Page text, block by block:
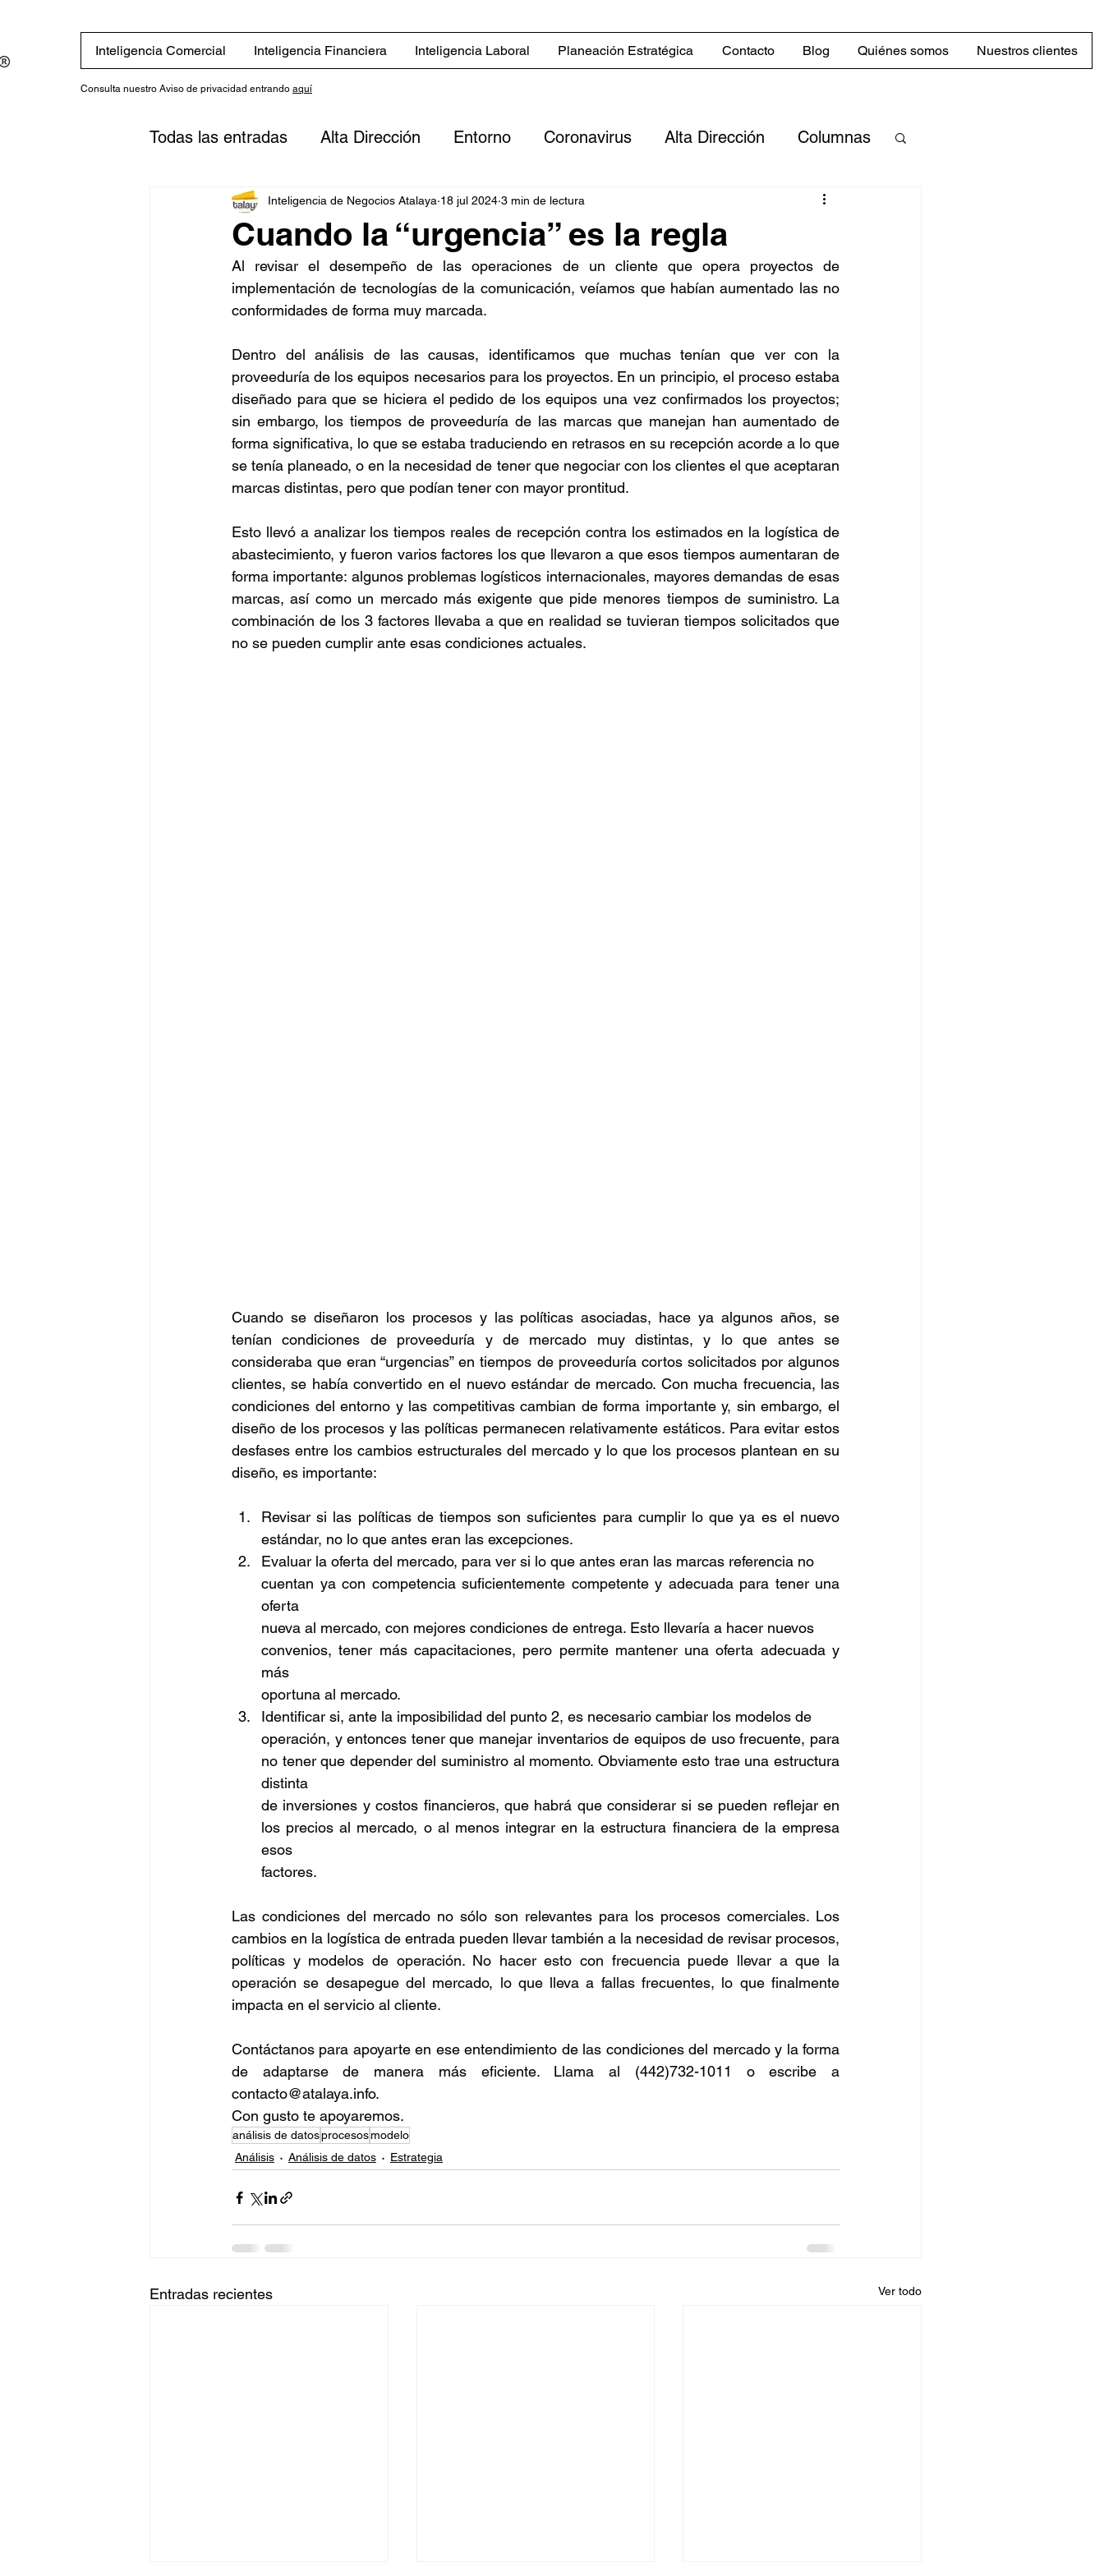
Inteligencia Comercial Inteligencia Financiera Inteligencia Laboral Planeación Estratégica Contacto Blog Quiénes somos Nuestros clientes
Consulta nuestro Aviso de privacidad entrando aquí
Todas las entradas Alta Dirección Entorno Coronavirus Alta Dirección Columnas
Eventos Novedades Servicios Blog in English
Finanzas Estrategias comerciales Sector inmobiliario Clientes Mercado
Negocios BigData Retención de talento Ventas FODA Ahorro
Oportunidades Amenazas Reforma de vacaciones Presupuesto
Cuando la “urgencia” es la regla
Inteligencia de Negocios Atalaya 18 jul 2024 3 min de lectura
Al revisar el desempeño de las operaciones de un cliente que opera proyectos de
implementación de tecnologías de la comunicación, veíamos que habían aumentado las no
conformidades de forma muy marcada.
Dentro del análisis de las causas, identificamos que muchas tenían que ver con la
proveeduría de los equipos necesarios para los proyectos. En un principio, el proceso estaba
diseñado para que se hiciera el pedido de los equipos una vez confirmados los proyectos;
sin embargo, los tiempos de proveeduría de las marcas que manejan han aumentado de
forma significativa, lo que se estaba traduciendo en retrasos en su recepción acorde a lo que
se tenía planeado, o en la necesidad de tener que negociar con los clientes el que aceptaran
marcas distintas, pero que podían tener con mayor prontitud.
Esto llevó a analizar los tiempos reales de recepción contra los estimados en la logística de
abastecimiento, y fueron varios factores los que llevaron a que esos tiempos aumentaran de
forma importante: algunos problemas logísticos internacionales, mayores demandas de esas
marcas, así como un mercado más exigente que pide menores tiempos de suministro. La
combinación de los 3 factores llevaba a que en realidad se tuvieran tiempos solicitados que
no se pueden cumplir ante esas condiciones actuales.
Cuando se diseñaron los procesos y las políticas asociadas, hace ya algunos años, se
tenían condiciones de proveeduría y de mercado muy distintas, y lo que antes se
consideraba que eran “urgencias” en tiempos de proveeduría cortos solicitados por algunos
clientes, se había convertido en el nuevo estándar de mercado. Con mucha frecuencia, las
condiciones del entorno y las competitivas cambian de forma importante y, sin embargo, el
diseño de los procesos y las políticas permanecen relativamente estáticos. Para evitar estos
desfases entre los cambios estructurales del mercado y lo que los procesos plantean en su
diseño, es importante:
Revisar si las políticas de tiempos son suficientes para cumplir lo que ya es el nuevo
estándar, no lo que antes eran las excepciones.
Evaluar la oferta del mercado, para ver si lo que antes eran las marcas referencia no
cuentan ya con competencia suficientemente competente y adecuada para tener una
oferta
nueva al mercado, con mejores condiciones de entrega. Esto llevaría a hacer nuevos
convenios, tener más capacitaciones, pero permite mantener una oferta adecuada y
más
oportuna al mercado.
Identificar si, ante la imposibilidad del punto 2, es necesario cambiar los modelos de
operación, y entonces tener que manejar inventarios de equipos de uso frecuente, para
no tener que depender del suministro al momento. Obviamente esto trae una estructura
distinta
de inversiones y costos financieros, que habrá que considerar si se pueden reflejar en
los precios al mercado, o al menos integrar en la estructura financiera de la empresa
esos
factores.
Las condiciones del mercado no sólo son relevantes para los procesos comerciales. Los
cambios en la logística de entrada pueden llevar también a la necesidad de revisar procesos,
políticas y modelos de operación. No hacer esto con frecuencia puede llevar a que la
operación se desapegue del mercado, lo que lleva a fallas frecuentes, lo que finalmente
impacta en el servicio al cliente.
Contáctanos para apoyarte en ese entendimiento de las condiciones del mercado y la forma
de adaptarse de manera más eficiente. Llama al (442)732-1011 o escribe a
contacto@atalaya.info.
Con gusto te apoyaremos.
análisis de datosprocesosmodelo
Análisis
Análisis de datos Estrategia
Entradas recientes Ver todo